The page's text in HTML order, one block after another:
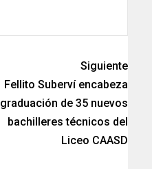
Siguiente
Fellito Suberví encabeza
graduación de 35 nuevos
bachilleres técnicos del
Liceo CAASD